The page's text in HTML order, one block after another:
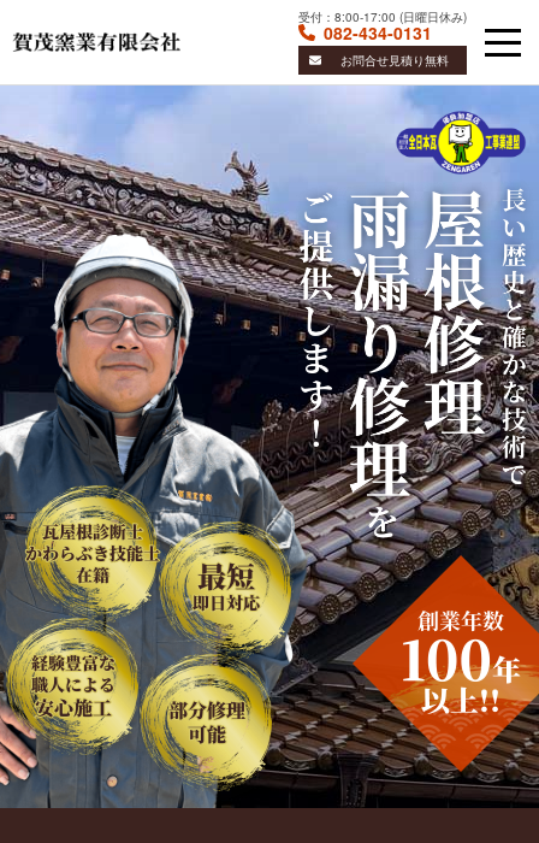
Skip
content
受付： 8:00-17:00 (日曜日休み)
082-434-0131
お問合せ見積り無料